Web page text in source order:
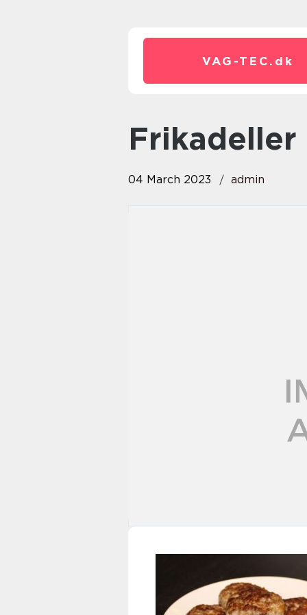
VAG-TEC. dk
frikadeller
04 March 2023 admin